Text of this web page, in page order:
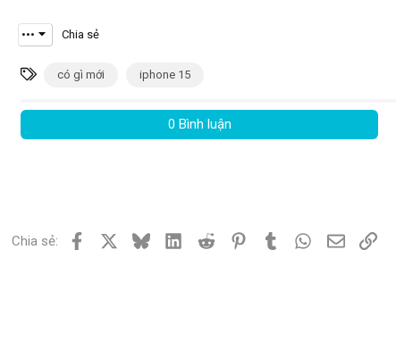
ủ
••• Chia sẻ
T
h
có gì mới iphone 15
0 Bình luận
Chia sẻ: Facebook Bluesky LinkedInReddit PinterestTumblr WhatsApp
EmailLink